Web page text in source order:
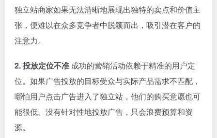
独立站商家如果无法清晰地展现出独特的卖点和价值主
张，便难以在众多竞争者中脱颖而出，吸引潜在客户的
注意力。
2. 投放定位不准 成功的营销活动依赖于精准的用户定
位。如果广告投放的目标受众与实际产品需求不匹配，
哪怕用户点击广告进入了独立站，他们的购买意愿也可
能很低。没有针对性地投放广告，只会浪费预算和资
源。